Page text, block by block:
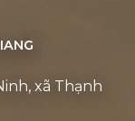
xã Thạnh